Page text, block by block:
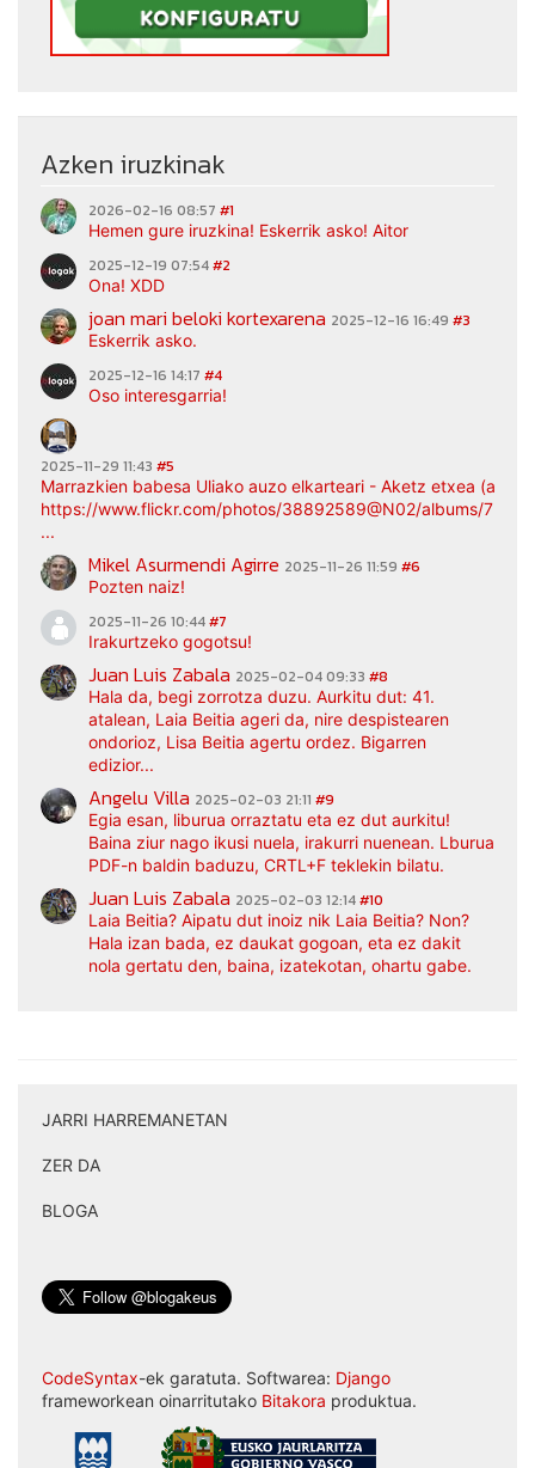
Azken iruzkinak
2026-02-16 08:57 #1
Hemen gure iruzkina! Eskerrik asko! Aitor
2025-12-19 07:54#2
Ona! XDD
joan mari beloki kortexarena 2025-12-16 16:49 #3
Eskerrik asko.
2025-12-16 14:17 #4
Oso interesgarria!
2025-11-29 11:43 #5
Marrazkien babesa Uliako auzo elkarteari - Aketz etxea
https://www.flickr.com/photos/38892589@N02/albums/
...
Mikel Asurmendi Agirre 2025-11-26 11:59 #6
Pozten naiz!
2025-11-26 10:44#7
Irakurtzeko gogotsu!
Juan Luis Zabala 2025-02-04 09:33 #8
Hala da, begi zorrotza duzu. Aurkitu dut: 41.
atalean, Laia Beitia ageri da, nire despistearen
ondorioz, Lisa Beitia agertu ordez. Bigarren
edizior...
Angelu Villa 2025-02-03 21:11 #9
Egia esan, liburua orraztatu eta ez dut aurkitu!
Baina ziur nago ikusi nuela, irakurri nuenean. Lburua
PDF-n baldin baduzu, CRTL+F teklekin bilatu.
Juan Luis Zabala 2025-02-03 12:14#10
Laia Beitia? Aipatu dut inoiz nik Laia Beitia? Non?
Hala izan bada, ez daukat gogoan, eta ez dakit
nola gertatu den, baina, izatekotan, ohartu gabe.
JARRI HARREMANETAN
ZER DA
BLOGA
CodeSyntax-ek garatuta. Softwarea: Django
frameworkean oinarritutako Bitakora produktua.